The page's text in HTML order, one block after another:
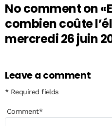
No comment on
combien coûte
mercredi 26 juin
Leave a comment
* Required fields
Comment*